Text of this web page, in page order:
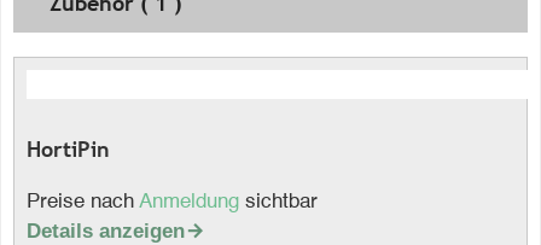
HortiPin
Preise nach Anmeldung sichtbar
Details anzeigen